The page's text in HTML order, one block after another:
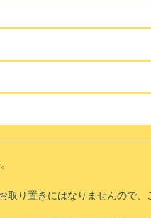
り置きにはなりませんので、